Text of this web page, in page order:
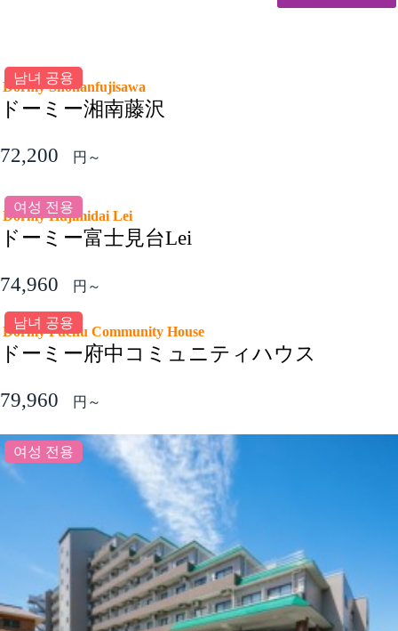
남녀 공용
Dormy Shonanfujisawa
ドーミー湘南藤沢
72,200 円～
여성 전용
Dormy Hujimidai Lei
ドーミー富士見台Lei
74,960 円～
남녀 공용
Dormy Fuchu Community House
ドーミー府中コミュニティハウス
79,960 円～
여성 전용